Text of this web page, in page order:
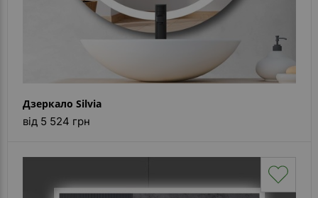
Дзеркало Silvia
від 5 524 грн